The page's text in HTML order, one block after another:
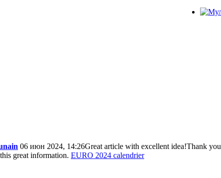
06 июн 2024, 14:26Great article with excellent idea!Thank
great information. EURO 2024 calendrier